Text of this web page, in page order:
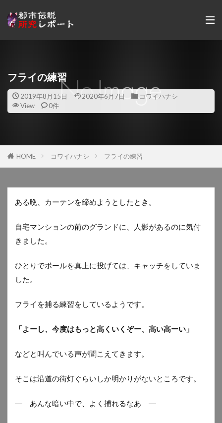
フライの練習
2019年8月15日 2020年6月7日
コワイハナシ
View
0件
HOME コワイハナシ フライの練習
ある晩、カーテンを締めようとしたとき。
自宅マンションの前のグランドに、人影があるのに気付
きました。
ひとりでボールを真上に投げては、キャッチをしていま
した。
フライを捕る練習をしているようです。
「よーし、今度はもっと高くいくぞー、高い高ーい」
などと叫んでいる声が聞こえてきます。
そこは沿道の街灯ぐらいしか明かりがないところです。
― あんな暗い中で、よく捕れるなあ ―